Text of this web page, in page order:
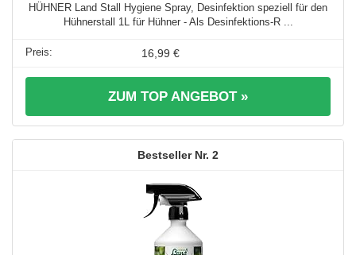
HÜHNER Land Stall Hygiene Spray, Desinfektion speziell für den
Hühnerstall 1L für Hühner - Als Desinfektions-R ...
16,99 €
ZUM TOP ANGEBOT »
2